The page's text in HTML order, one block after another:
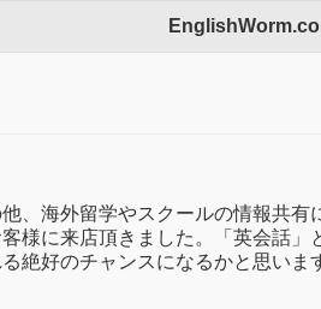
、海外留学やスクールの情報共
様に来店頂きました。「英会話
絶好のチャンスになるかと思い